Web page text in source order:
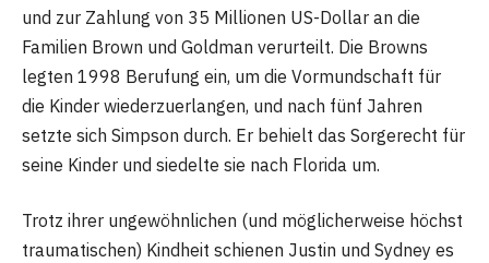
und zur Zahlung von 35 Millionen US-Dollar an die
Familien Brown und Goldman verurteilt. Die Browns
legten 1998 Berufung ein, um die Vormundschaft für
die Kinder wiederzuerlangen, und nach fünf Jahren
setzte sich Simpson durch. Er behielt das Sorgerecht für
seine Kinder und siedelte sie nach Florida um.
Trotz ihrer ungewöhnlichen (und möglicherweise höchst
traumatischen) Kindheit schienen Justin und Sydney es